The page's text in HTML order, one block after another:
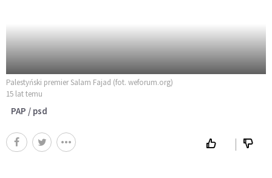
Palestyński premier Salam Fajad (fot. weforum.org)
15 lat temu
PAP / psd